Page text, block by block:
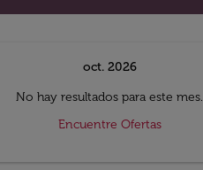
oct. 2026
No hay resultados para este mes.
Encuentre Ofertas